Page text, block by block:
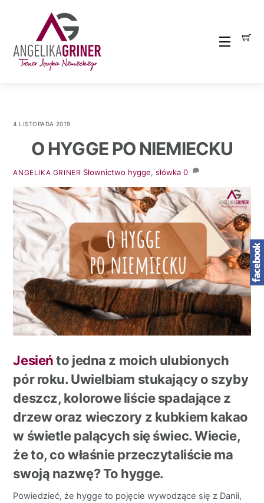
Menu
4 LISTOPADA 2019
O HYGGE PO NIEMIECKU
ANGELIKA GRINER Słownictwo hygge,słówka 0
Jesieńto jedna z moich ulubionych
pór roku. Uwielbiam stukający o szyby
deszcz, kolorowe liście spadające z
drzew oraz wieczory z kubkiem kakao
w świetle palących się świec. Wiecie,
że to, co właśnie przeczytaliście ma
swoją nazwę? To hygge.
Powiedzieć, że hygge to pojęcie wywodzące się z Danii,